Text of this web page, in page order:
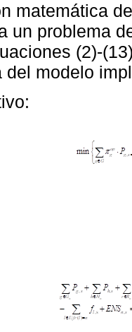
matemática
un problema
(2)-
del modelo